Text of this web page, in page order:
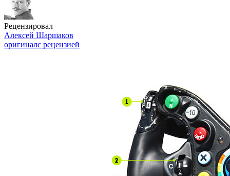
Рецензировал
Алексей Шаршаков
оригиналс рецензией